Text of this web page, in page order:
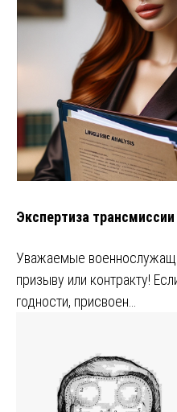
Экспертиза
Уважаемые
призыву или контракту!
годности, присвоен…